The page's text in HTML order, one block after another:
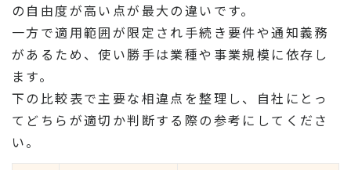
の自由度が高い点が最大の違いです。
一方で適用範囲が限定され手続き要件や通知義務
があるため、使い勝手は業種や事業規模に依存し
ます。
下の比較表で主要な相違点を整理し、自社にとっ
てどちらが適切か判断する際の参考にしてくださ
い。